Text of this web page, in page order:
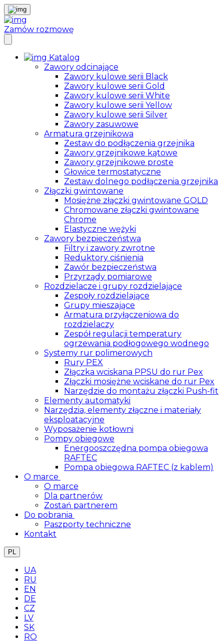
Zamów rozmowę
Katalog
Zawory odcinające
Zawory kulowe serii Black
Zawory kulowe serii Gold
Zawory kulowe serii White
Zawory kulowe serii Yellow
Zawory kulowe serii Silver
Zawory zasuwowe
Armatura grzejnikowa
Zestaw do podłączenia grzejnika
Zawory grzejnikowe kątowe
Zawory grzejnikowe proste
Głowice termostatyczne
Zestaw dolnego podłączenia grzejnika
Złączki gwintowane
Mosiężne złączki gwintowane GOLD
Chromowane złączki gwintowane
Chrome
Elastyczne wężyki
Zawory bezpieczeństwa
Filtry i zawory zwrotne
Reduktory ciśnienia
Zawór bezpieczeństwa
Przyrządy pomiarowe
Rozdzielacze i grupy rozdzielające
Zespoły rozdzielające
Grupy mieszające
Armatura przyłączeniowa do
rozdzielaczy
Zespół regulacji temperatury
ogrzewania podłogowego wodnego
Systemy rur polimerowych
Rury PEX
Złączka wciskana PPSU do rur Pex
Złączki mosiężne wciskane do rur Pex
Narzędzie do montażu złączki Push-fit
Elementy automatyki
Narzędzia, elementy złączne i materiały
eksploatacyjne
Wyposażenie kotłowni
Pompy obiegowe
Energooszczędna pompa obiegowa
RAFTEC
Pompa obiegowa RAFTEC (z kablem)
O marce
O marce
Dla partnerów
Zostań partnerem
Do pobrania
Paszporty techniczne
Kontakt
PL
UA
RU
EN
DE
CZ
LV
SK
RO